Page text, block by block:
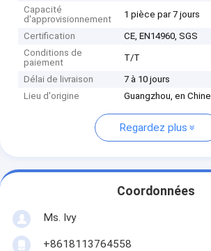
Capacité
d'approvisionnement
1 pièce par 7 jours
Certification
CE, EN14960, SGS
Conditions de
paiement
T/T
Délai de livraison
7 à 10 jours
Lieu d'origine
Guangzhou, en Chine
Regardez plus
Coordonnées
Ms. Ivy
+8618113764558